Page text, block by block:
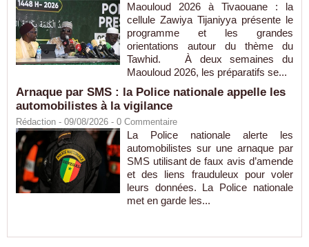
Maouloud 2026 à Tivaouane : la
cellule Zawiya Tijaniyya présente le
programme et les grandes
orientations autour du thème du
Tawhid. À deux semaines du
Maouloud 2026, les préparatifs se...
Arnaque par SMS : la Police nationale appelle les
automobilistes à la vigilance
Rédaction - 09/08/2026 - 0 Commentaire
La Police nationale alerte les
automobilistes sur une arnaque par
SMS utilisant de faux avis d’amende
et des liens frauduleux pour voler
leurs données. La Police nationale
met en garde les...